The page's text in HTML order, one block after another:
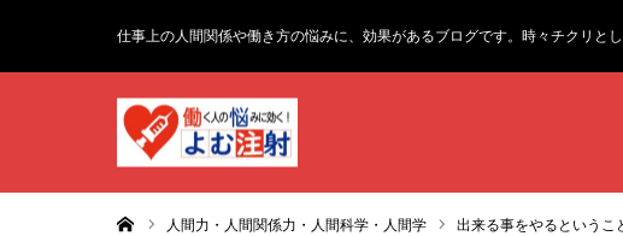
仕事上の人間関係や働き方の悩みに、効果があるブログです。時々チクリ
人間力・人間関係力・人間科学・人間学 出来る事をやるというこ